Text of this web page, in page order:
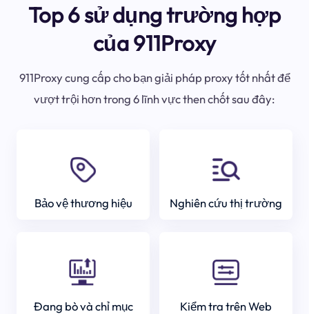
Top 6 sử dụng trường hợp
của 911Proxy
911Proxy cung cấp cho bạn giải pháp proxy tốt nhất để
vượt trội hơn trong 6 lĩnh vực then chốt sau đây:
Bảo vệ thương hiệu Nghiên cứu thị trường
Đang bò và chỉ mục Kiểm tra trên Web